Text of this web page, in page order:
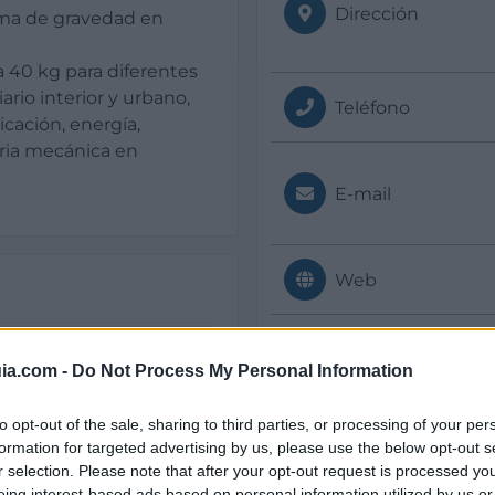
- Do Not Process My Personal Information
opt-out of the sale, sharing to third parties, or processing of your
for targeted advertising by us, please use the below opt-out
selection. Please note that after your opt-out request is processed
de gravedad en
40 kg para diferentes
interior y urbano,
energía,
mecánica en
Dirección
Teléfono
E-mail
Web
Dtor. Comercial:
Blas Mompradé